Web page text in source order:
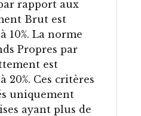
rapport aux
Brut est
10%. La norme
Propres par
est
20%. Ces critères
uniquement
ayant plus de